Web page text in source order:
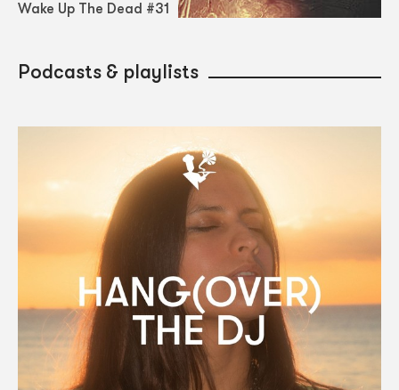
Wake Up The Dead #31
Podcasts & playlists